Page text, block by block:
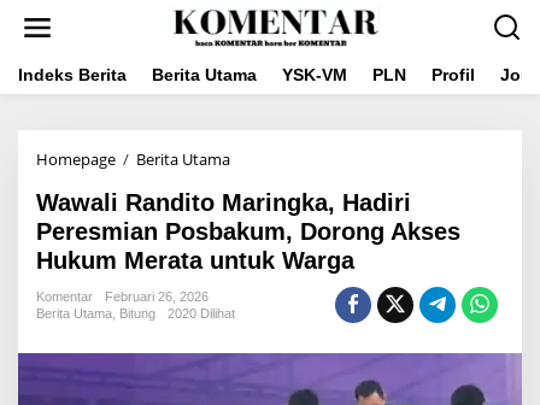
Indeks Berita Berita Utama YSK-VM PLN Profil
Homepage / Berita UtamaWawali
Maringka,
Hadiri
Peresmian
Posbakum,
Akses
Merata
Wawali Randito Maringka, Hadiri
Peresmian Posbakum, Dorong Akses
Hukum Merata untuk Warga
Komentar
Februari 26, 2026
Berita Utama Bitung 2020 Dilihat